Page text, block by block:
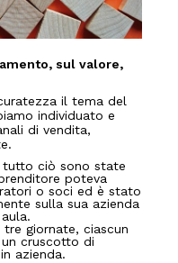
sul valore,
il tema del
individuato e
di vendita,
ciò sono state
poteva
o soci ed è stato
sulla sua azienda
giornate, ciascun
cruscotto di
azienda.